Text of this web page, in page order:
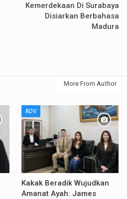
Kemerdekaan Di Surabaya
Disiarkan Berbahasa
Madura
More From Author
ADV
Kakak Beradik Wujudkan
Amanat Ayah: James